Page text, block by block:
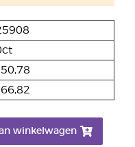
winkelwagen